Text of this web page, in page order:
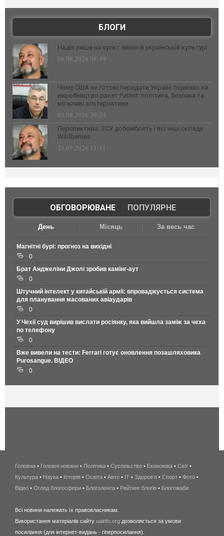
БЛОГИ
Надія лише на культ жінки в українській культурі
06.08.2026 08:49
Чому США не готові передати Україні ліцензію на
виробництво ракет Patriot: політика, безпека та
можливі альтернативи
03.08.2026 20:24
Перспектива: ЗСУ добомблять і всі інші склади
Wildberries
23.07.2026 11:31
ОБГОВОРЮВАНЕ| ПОПУЛЯРНЕ
День Місяць За весь час
Магнітні бурі: прогноз на вихідні
0
Брат Анджеліни Джолі зробив камінг-аут
0
Штучний інтелект у китайській армії: впроваджується система
для планування масованих авіаударів
0
У Чехії суд вирішив вислати росіянку, яка вийшла заміж за чеха
по телефону
0
Вже вивели на тести: Ferrari готує оновлення позашляховика
Purosangue. ВІДЕО
0
беспроводной
интернет
киев
wimax
Головна • Головні новини • Політика • Суспільство • Економіка • Світ •
Культура • Наука • Історія • Освіта • Авто • IT • Здоров'я • Спорт • Фото •
Відео • Огляд блогосфери • Блоголента • Рейтинг блогів • Блогожаби
Всі новини належать їх правовласникам.
Використання матеріалів сайту uainfo.org дозволяється за умови
посилання (для інтернет-видань - гіперпосилання).